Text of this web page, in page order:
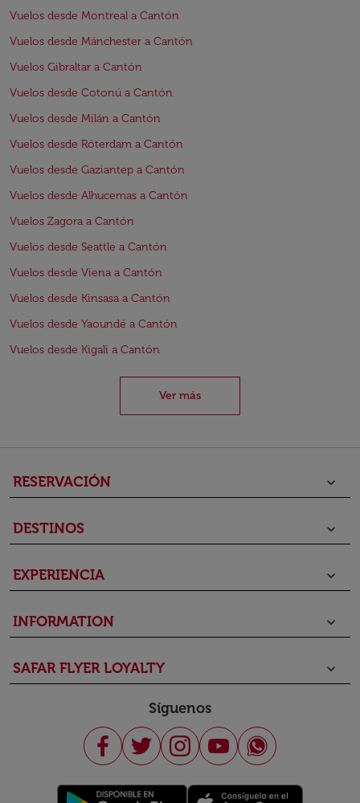
Vuelos desde Montreal a Cantón
Vuelos desde Mánchester a Cantón
Vuelos Gibraltar a Cantón
Vuelos desde Cotonú a Cantón
Vuelos desde Milán a Cantón
Vuelos desde Róterdam a Cantón
Vuelos desde Gaziantep a Cantón
Vuelos desde Alhucemas a Cantón
Vuelos Zagora a Cantón
Vuelos desde Seattle a Cantón
Vuelos desde Viena a Cantón
Vuelos desde Kinsasa a Cantón
Vuelos desde Yaoundé a Cantón
Vuelos desde Kigali a Cantón
Ver más
RESERVACIÓN keyboard_arrow_down
DESTINOS keyboard_arrow_down
EXPERIENCIA keyboard_arrow_down
INFORMATION keyboard_arrow_down
SAFAR FLYER LOYALTY keyboard_arrow_down
Síguenos